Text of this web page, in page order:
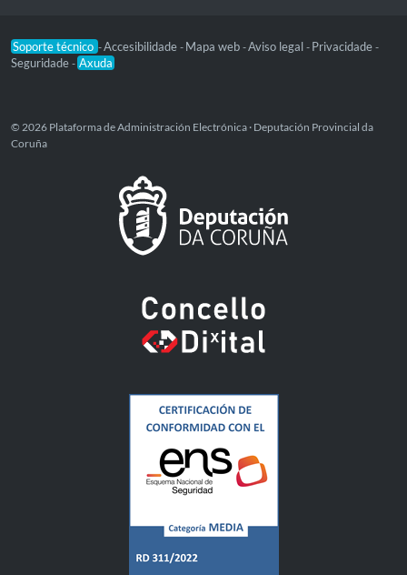
Soporte técnico -Accesibilidade - Mapa web -Aviso legal - Privacidade -
Seguridade - Axuda
© 2026 Plataforma de Administración Electrónica · Deputación Provincial da
Coruña